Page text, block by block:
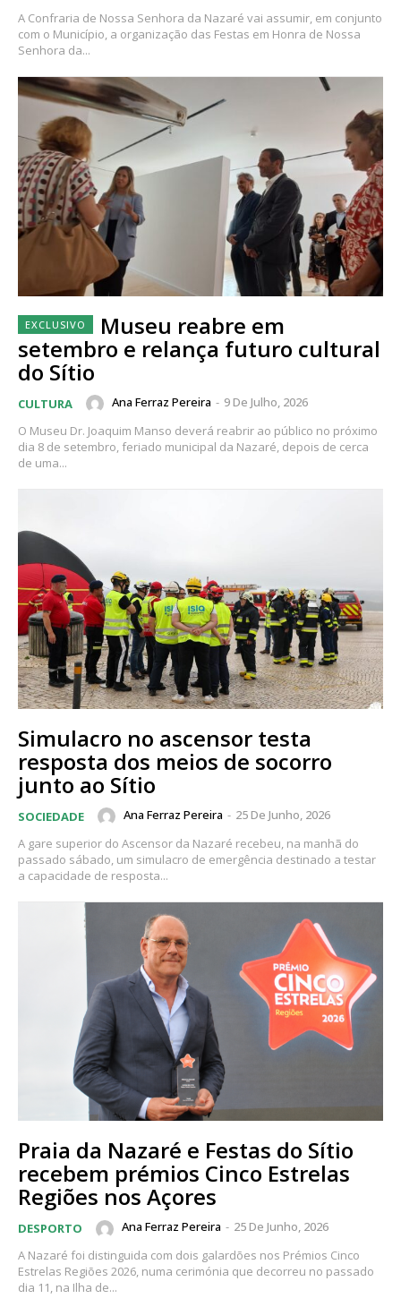
A Confraria de Nossa Senhora da Nazaré vai assumir, em conjunto
com o Município, a organização das Festas em Honra de Nossa
Senhora da...
Museu reabre em
setembro e relança futuro cultural
do Sítio
CULTURA Ana Ferraz Pereira - 9 De Julho, 2026
O Museu Dr. Joaquim Manso deverá reabrir ao público no próximo
dia 8 de setembro, feriado municipal da Nazaré, depois de cerca
de uma...
Simulacro no ascensor testa
resposta dos meios de socorro
junto ao Sítio
SOCIEDADE Ana Ferraz Pereira - 25 De Junho, 2026
A gare superior do Ascensor da Nazaré recebeu, na manhã do
passado sábado, um simulacro de emergência destinado a testar
a capacidade de resposta...
Praia da Nazaré e Festas do Sítio
recebem prémios Cinco Estrelas
Regiões nos Açores
DESPORTO Ana Ferraz Pereira - 25 De Junho, 2026
A Nazaré foi distinguida com dois galardões nos Prémios Cinco
Estrelas Regiões 2026, numa cerimónia que decorreu no passado
dia 11, na Ilha de...